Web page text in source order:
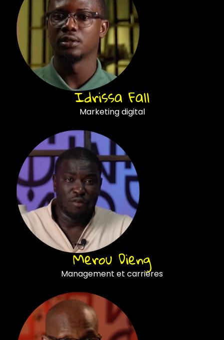
Idrissa Fall
Marketing digital
Merou Dieng
Management et carrières